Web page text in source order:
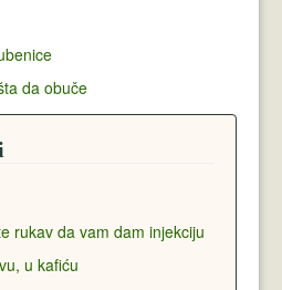
da obuče
rukav da vam dam injekciju
u kafiću